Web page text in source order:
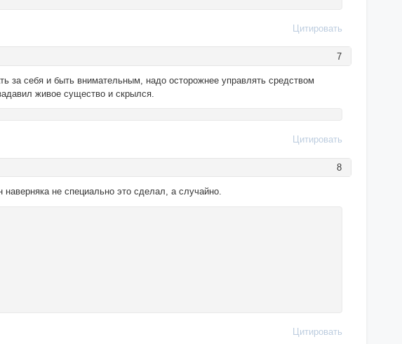
Цитировать
7
за себя и быть внимательным, надо осторожнее управлять средством
живое существо и скрылся.
Цитировать
8
не специально это сделал, а случайно.
Цитировать